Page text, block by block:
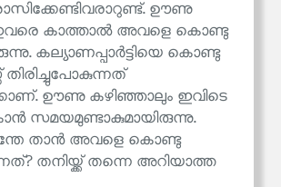
ഊണു
കാത്താൽ അവളെ കൊണ്ടു
കല്യാണപ്പാർട്ടിയെ കൊണ്ടു
ഊണു കഴിഞ്ഞാലും ഇവിടെ
സമയമുണ്ടാകുമായിരുന്നു.
താൻ അവളെ കൊണ്ടു
തനിയ്ക്ക് തന്നെ അറിയാത്ത